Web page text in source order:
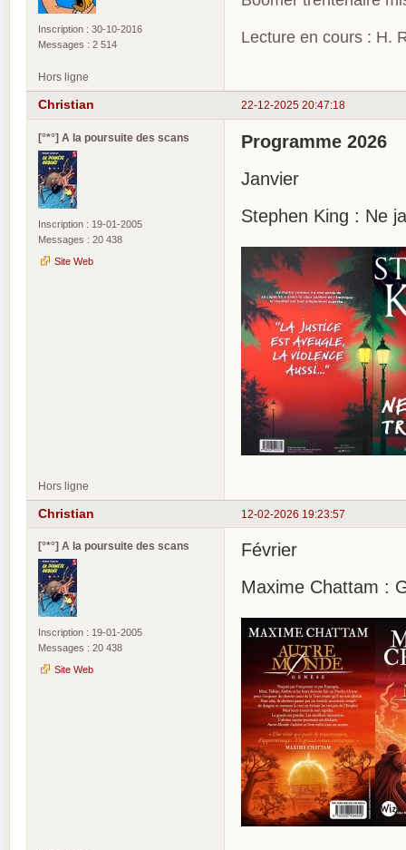
Inscription : 30-10-2016
Messages : 2 514
Lecture en cours : H.
Hors ligne
22-12-2025 20:47:18
Christian
[°*°] A la poursuite des scans
Inscription : 19-01-2005
Messages : 20 438
Site Web
Programme 2026
Janvier
Stephen King : Ne
Hors ligne
12-02-2026 19:23:57
Christian
[°*°] A la poursuite des scans
Inscription : 19-01-2005
Messages : 20 438
Site Web
Février
Maxime Chattam :